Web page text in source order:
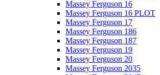
Massey Ferguson 16
Massey Ferguson 16 PLOT
Massey Ferguson 17
Massey Ferguson 186
Massey Ferguson 187
Massey Ferguson 19
Massey Ferguson 20
Massey Ferguson 2035